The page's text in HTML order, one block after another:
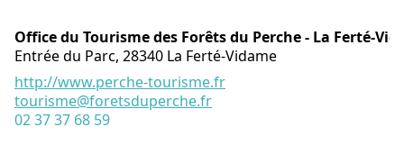
Office du Tourisme des Forêts du Perche - La Ferté-
Entrée du Parc, 28340 La Ferté-Vidame
http://www.perche-tourisme.fr
tourisme@foretsduperche.fr
02 37 37 68 59